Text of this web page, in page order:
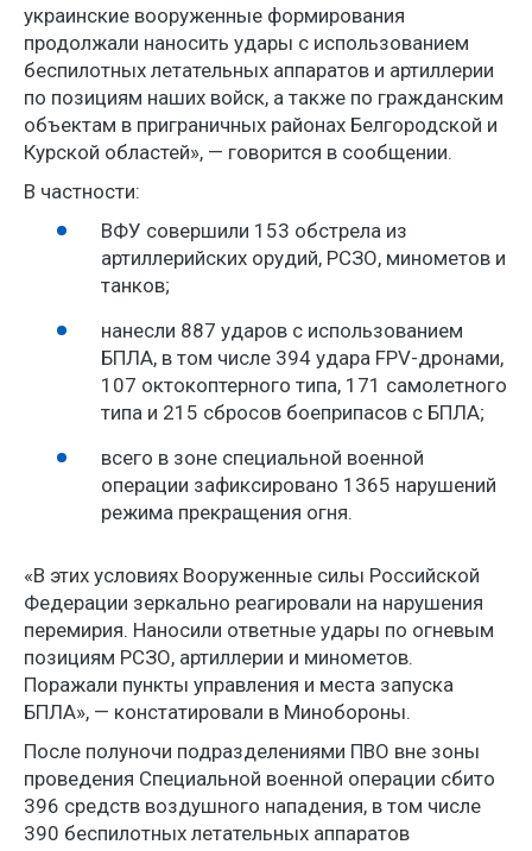
украинские вооруженные формирования
продолжали наносить удары с использованием
беспилотных летательных аппаратов и артиллерии
по позициям наших войск, а также по гражданским
объектам в приграничных районах Белгородской и
Курской областей», — говорится в сообщении.
В частности:
ВФУ совершили 153 обстрела из
артиллерийских орудий, РСЗО, минометов и
танков;
нанесли 887 ударов с использованием
БПЛА, в том числе 394 удара FPV-дронами,
107 октокоптерного типа, 171 самолетного
типа и 215 сбросов боеприпасов с БПЛА;
всего в зоне специальной военной
операции зафиксировано 1365 нарушений
режима прекращения огня.
«В этих условиях Вооруженные силы Российской
Федерации зеркально реагировали на нарушения
перемирия. Наносили ответные удары по огневым
позициям РСЗО, артиллерии и минометов.
Поражали пункты управления и места запуска
БПЛА», — констатировали в Минобороны.
После полуночи подразделениями ПВО вне зоны
проведения Специальной военной операции сбито
396 средств воздушного нападения, в том числе
390 беспилотных летательных аппаратов